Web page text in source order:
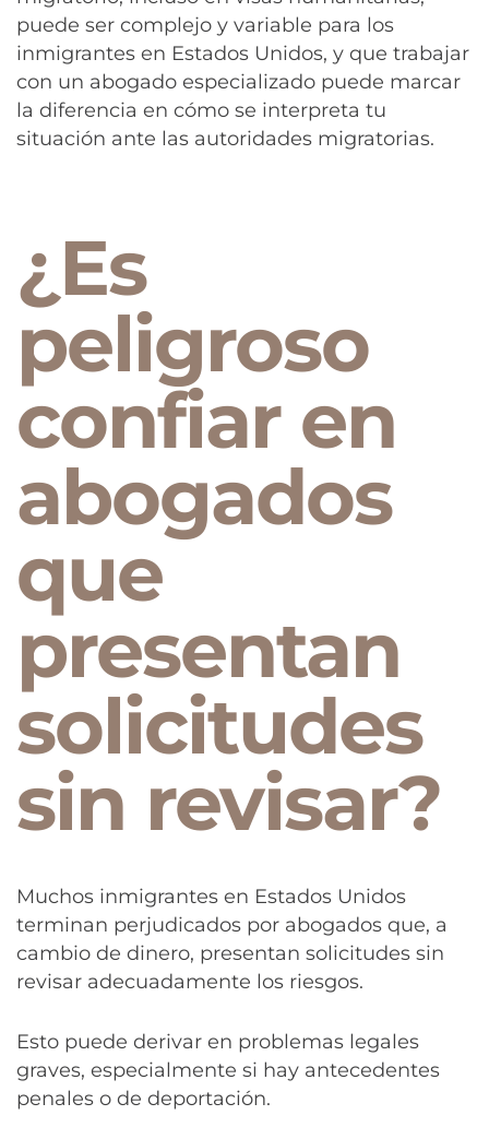
puede ser complejo y variable para los
inmigrantes en Estados Unidos, y que trabajar
con un abogado especializado puede marcar
la diferencia en cómo se interpreta tu
situación ante las autoridades migratorias.
¿Es
peligroso
confiar en
abogados
que
presentan
solicitudes
sin revisar?
Muchos inmigrantes en Estados Unidos
terminan perjudicados por abogados que, a
cambio de dinero, presentan solicitudes sin
revisar adecuadamente los riesgos.
Esto puede derivar en problemas legales
graves, especialmente si hay antecedentes
penales o de deportación.